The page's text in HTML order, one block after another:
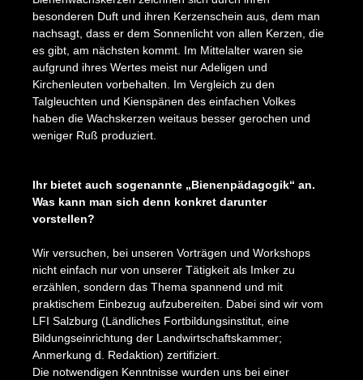
besonderen Duft und ihren Kerzenschein aus, dem man
nachsagt, dass er dem Sonnenlicht von allen Kerzen, die
es gibt, am nächsten kommt. Im Mittelalter waren sie
aufgrund ihres Wertes meist nur Adeligen und
Kirchenleuten vorbehalten. Im Vergleich zu den
Talgleuchten und Kienspänen des einfachen Volkes
haben die Wachskerzen weitaus besser gerochen und
weniger Ruß produziert.
Ihr bietet auch sogenannte „Bienenpädagogik“ an.
Was kann man sich denn konkret darunter
vorstellen?
Wir versuchen, bei unseren Vorträgen und Workshops
nicht einfach nur von unserer Tätigkeit als Imker zu
erzählen, sondern das Thema spannend und mit
praktischem Einbezug aufzubereiten. Dabei sind wir vom
LFI Salzburg (Ländliches Fortbildungsinstitut, eine
Bildungseinrichtung der Landwirtschaftskammer;
Anmerkung d. Redaktion) zertifiziert.
Die notwendigen Kenntnisse wurden uns bei einer